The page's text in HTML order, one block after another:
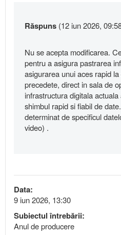
Răspuns (12 iun 2026,
Nu se acepta modificarea.
pentru a asigura pastrarea
asigurarea unui aces rapid
precedete, direct in sala de
infrastructura digitala
shimbul rapid si fiabil de
determinat de specificul
video) .
Data:
9 iun 2026, 13:30
Subiectul întrebării:
Anul de producere